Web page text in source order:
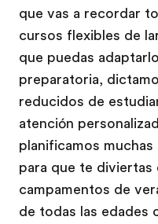
que vas a recordar
cursos flexibles de
que puedas
preparatoria,
reducidos de
atención
planificamos
para que te diviertas
campamentos de
de todas las edades